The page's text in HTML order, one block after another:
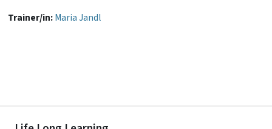
Trainer/in:Maria Jandl